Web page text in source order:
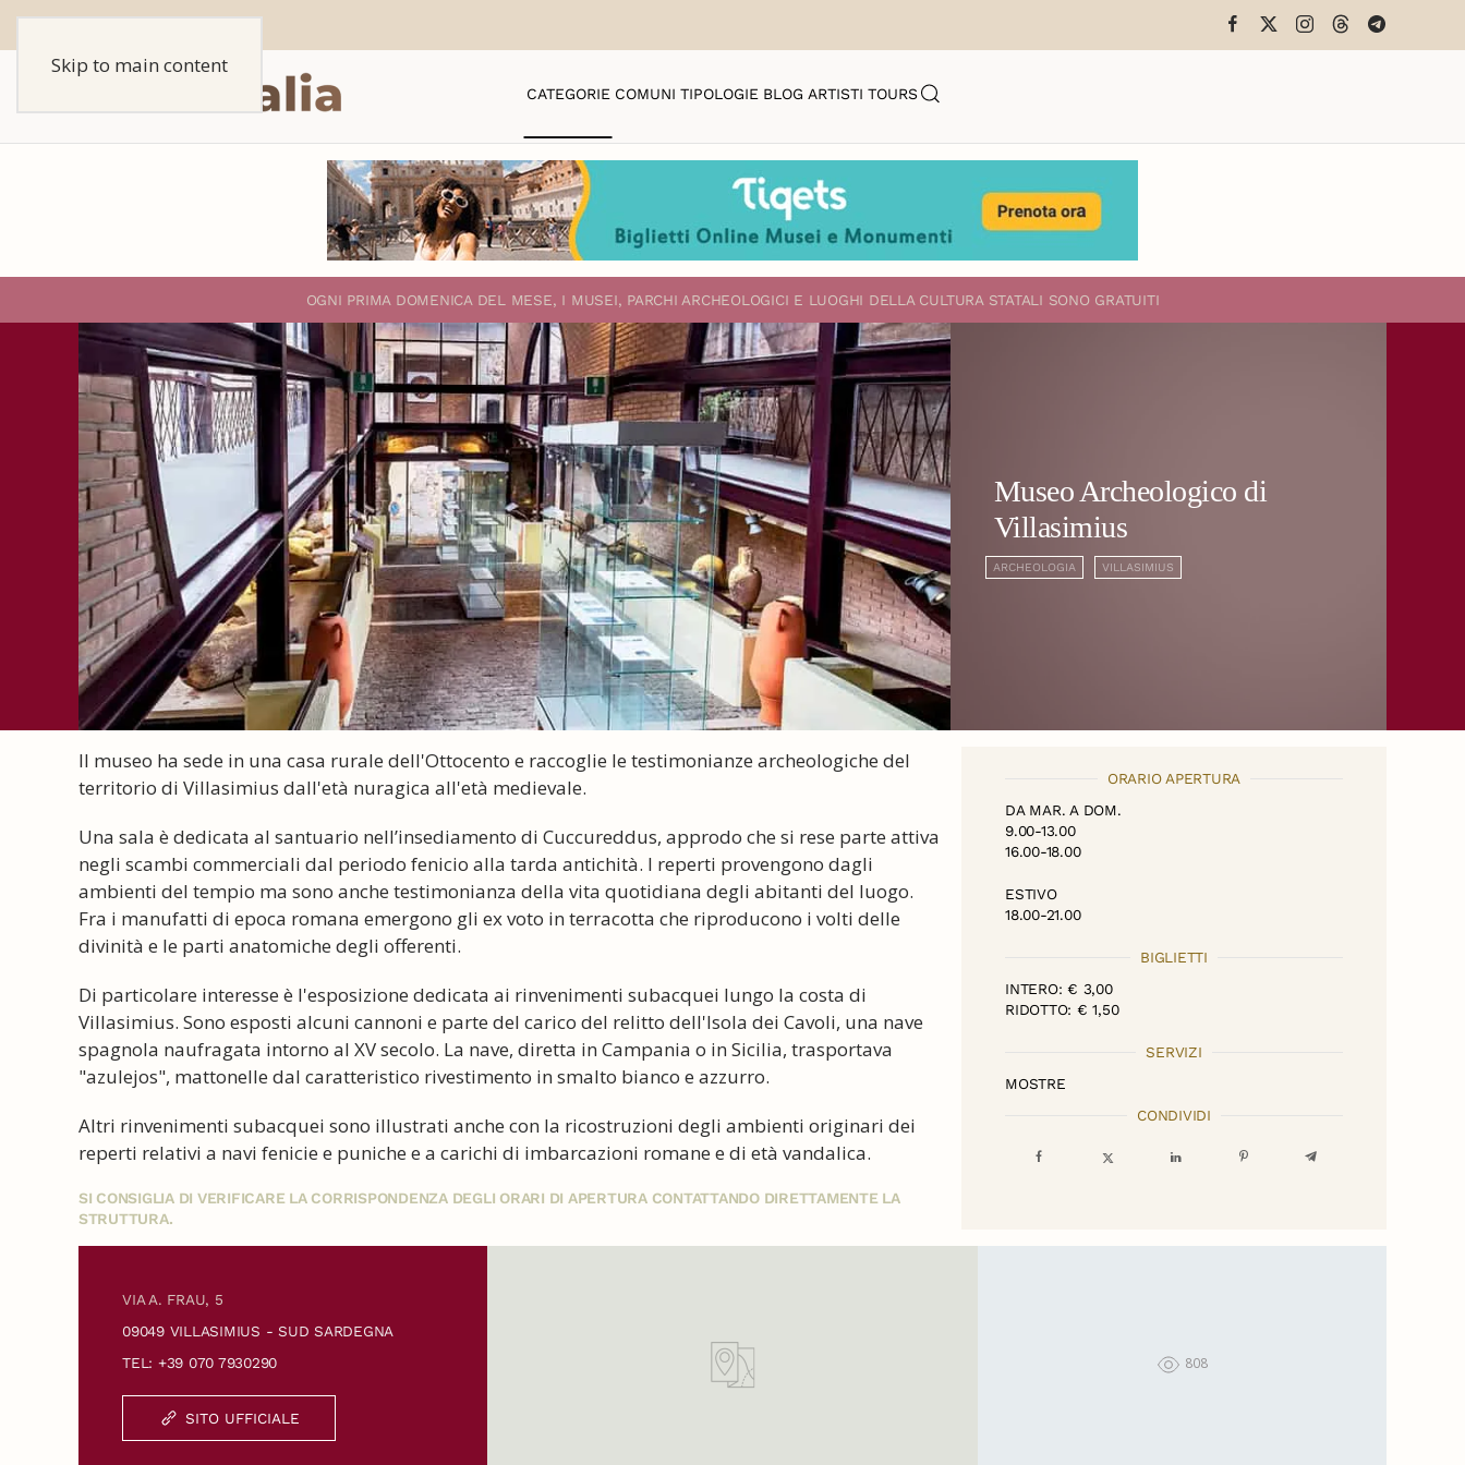
Skip to main content
CATEGORIE COMUNI TIPOLOGIE BLOG ARTISTI TOURS
OGNI PRIMA DOMENICA DEL MESE, I MUSEI, PARCHI ARCHEOLOGICI E LUOGHI DELLA CULTURA STATALI SONO GRATUITI
Museo Archeologico di
Villasimius
ARCHEOLOGIA VILLASIMIUS
Il museo ha sede in una casa rurale dell'Ottocento e raccoglie le testimonianze archeologiche del
territorio di Villasimius dall'età nuragica all'età medievale.
Una sala è dedicata al santuario nell’insediamento di Cuccureddus, approdo che si rese parte attiva
negli scambi commerciali dal periodo fenicio alla tarda antichità. I reperti provengono dagli
ambienti del tempio ma sono anche testimonianza della vita quotidiana degli abitanti del luogo.
Fra i manufatti di epoca romana emergono gli ex voto in terracotta che riproducono i volti delle
divinità e le parti anatomiche degli offerenti.
Di particolare interesse è l'esposizione dedicata ai rinvenimenti subacquei lungo la costa di
Villasimius. Sono esposti alcuni cannoni e parte del carico del relitto dell'Isola dei Cavoli, una nave
spagnola naufragata intorno al XV secolo. La nave, diretta in Campania o in Sicilia, trasportava
"azulejos", mattonelle dal caratteristico rivestimento in smalto bianco e azzurro.
Altri rinvenimenti subacquei sono illustrati anche con la ricostruzioni degli ambienti originari dei
reperti relativi a navi fenicie e puniche e a carichi di imbarcazioni romane e di età vandalica.
SI CONSIGLIA DI VERIFICARE LA CORRISPONDENZA DEGLI ORARI DI APERTURA CONTATTANDO DIRETTAMENTE LA
STRUTTURA.
ORARIO APERTURA
DA MAR. A DOM.
9.00-13.00
16.00-18.00
ESTIVO
18.00-21.00
BIGLIETTI
INTERO: € 3,00
RIDOTTO: € 1,50
SERVIZI
MOSTRE
CONDIVIDI
VIA A. FRAU, 5
09049 VILLASIMIUS - SUD SARDEGNA
TEL: +39 070 7930290
SITO UFFICIALE
808